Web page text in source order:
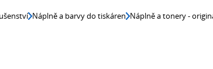
Náplně a barvy do tiskáren Náplně a tonery -